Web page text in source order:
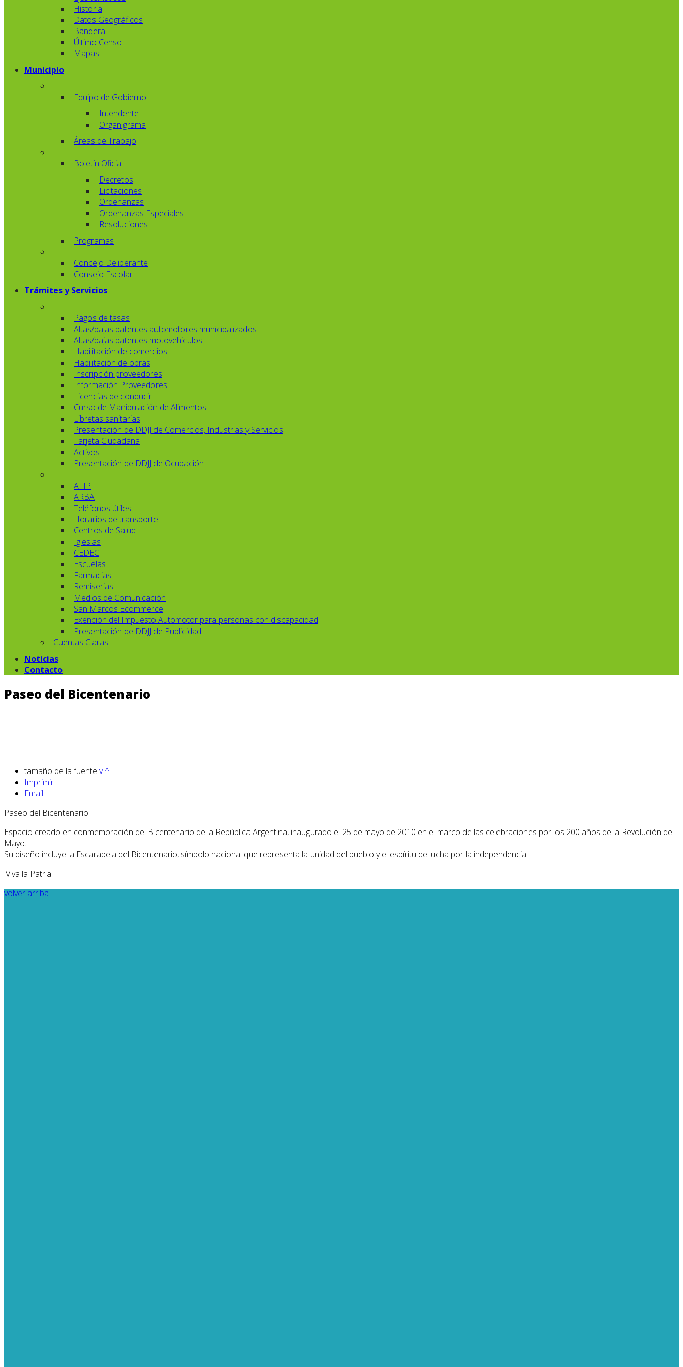
Historia
Datos Geográficos
Bandera
Último Censo
Mapas
Municipio
Equipo de Gobierno
Intendente
Organigrama
Áreas de Trabajo
Boletín Oficial
Decretos
Licitaciones
Ordenanzas
Ordenanzas Especiales
Resoluciones
Programas
Concejo Deliberante
Consejo Escolar
Trámites y Servicios
Pagos de tasas
Altas/bajas patentes automotores municipalizados
Altas/bajas patentes motovehiculos
Habilitación de comercios
Habilitación de obras
Inscripción proveedores
Información Proveedores
Licencias de conducir
Curso de Manipulación de Alimentos
Libretas sanitarias
Presentación de DDJJ de Comercios, Industrias y Servicios
Tarjeta Ciudadana
Activos
Presentación de DDJJ de Ocupación
AFIP
ARBA
Teléfonos útiles
Horarios de transporte
Centros de Salud
Iglesias
CEDEC
Escuelas
Farmacias
Remiserias
Medios de Comunicación
San Marcos Ecommerce
Exención del Impuesto Automotor para personas con discapacidad
Presentación de DDJJ de Publicidad
Cuentas Claras
Noticias
Contacto
Paseo del Bicentenario
tamaño de la fuente v^
Imprimir
Email
Paseo del Bicentenario
Espacio creado en conmemoración del Bicentenario de la República Argentina, inaugurado el 25 de mayo de 2010 en el marco de las celebraciones por los 200 años de la Revolución de
Mayo.
Su diseño incluye la Escarapela del Bicentenario, símbolo nacional que representa la unidad del pueblo y el espíritu de lucha por la independencia.
¡Viva la Patria!
volver arriba